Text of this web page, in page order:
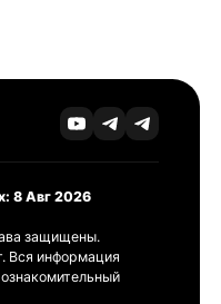
8 Авг 2026
защищены.
Вся информация